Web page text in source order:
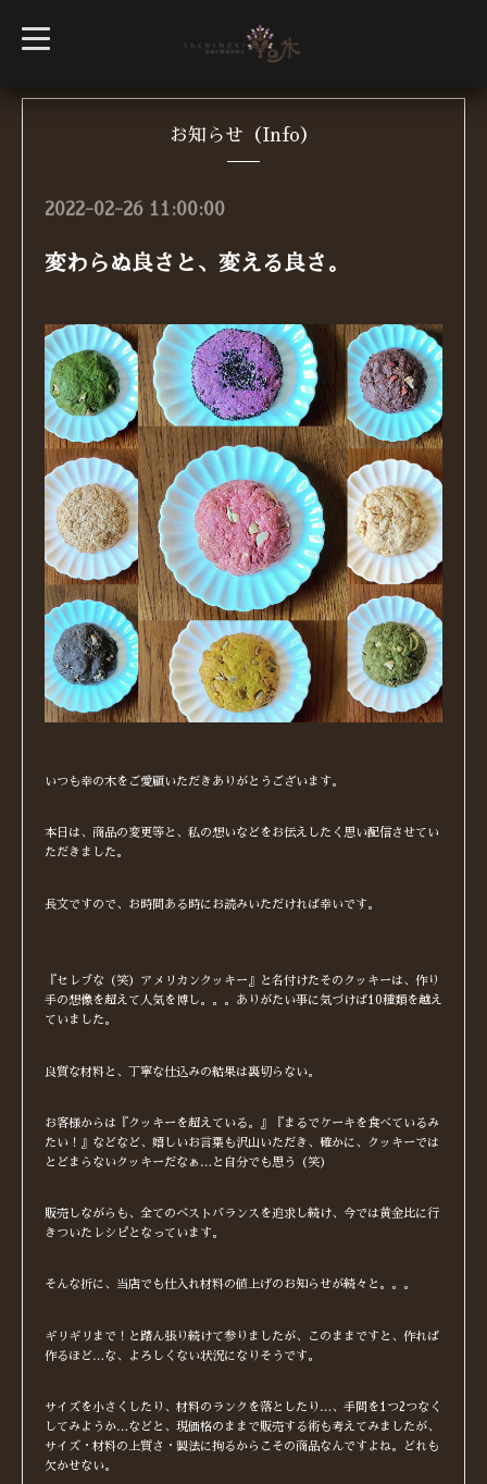
t
o
l
お知らせ（Info）
2022-02-26 11:00:00
変わらぬ良さと、変える良さ。
いつも幸の木をご愛顧いただきありがとうございます。
本日は、商品の変更等と、私の想いなどをお伝えしたく思い配信させてい
ただきました。
長文ですので、お時間ある時にお読みいただければ幸いです。
『セレブな（笑）アメリカンクッキー』と名付けたそのクッキーは、作り
手の想像を超えて人気を博し。。。ありがたい事に気づけば10種類を越え
ていました。
良質な材料と、丁寧な仕込みの結果は裏切らない。
お客様からは『クッキーを超えている。』『まるでケーキを食べているみ
たい！』などなど、嬉しいお言葉も沢山いただき、確かに、クッキーでは
とどまらないクッキーだなぁ…と自分でも思う（笑）
販売しながらも、全てのベストバランスを追求し続け、今では黄金比に行
きついたレシピとなっています。
そんな折に、当店でも仕入れ材料の値上げのお知らせが続々と。。。
ギリギリまで！と踏ん張り続けて参りましたが、このままですと、作れば
作るほど…な、よろしくない状況になりそうです。
サイズを小さくしたり、材料のランクを落としたり…、手間を1つ2つなく
してみようか…などと、現価格のままで販売する術も考えてみましたが、
サイズ・材料の上質さ・製法に拘るからこその商品なんですよね。どれも
欠かせない。